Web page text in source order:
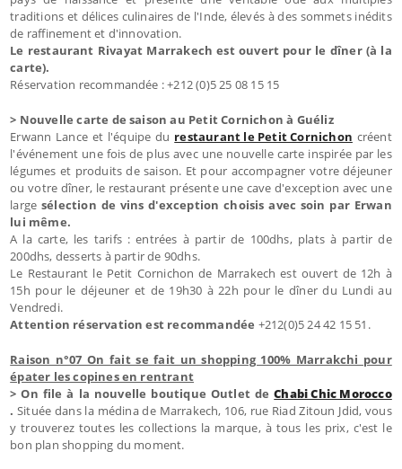
traditions et délices culinaires de l'Inde, élevés à des sommets inédits
de raffinement et d'innovation.
Le restaurant Rivayat Marrakech est ouvert pour le dîner (à la
carte).
Réservation recommandée : +212 (0)5 25 08 15 15
> Nouvelle carte de saison au Petit Cornichon à Guéliz
Erwann Lance et l'équipe du restaurant le Petit Cornichon créent
l'événement une fois de plus avec une nouvelle carte inspirée par les
légumes et produits de saison. Et pour accompagner votre déjeuner
ou votre dîner, le restaurant présente une cave d'exception avec une
large sélection de vins d'exception choisis avec soin par Erwan
lui même.
A la carte, les tarifs : entrées à partir de 100dhs, plats à partir de
200dhs, desserts à partir de 90dhs.
Le Restaurant le Petit Cornichon de Marrakech est ouvert de 12h à
15h pour le déjeuner et de 19h30 à 22h pour le dîner du Lundi au
Vendredi.
Attention réservation est recommandée +212(0)5 24 42 15 51.
Raison n°07 On fait se fait un shopping 100% Marrakchi pour
épater les copines en rentrant
> On file à la nouvelle boutique Outlet deChabi Chic Morocco
.Située dans la médina de Marrakech, 106, rue Riad Zitoun Jdid, vous
y trouverez toutes les collections la marque, à tous les prix, c'est le
bon plan shopping du moment.